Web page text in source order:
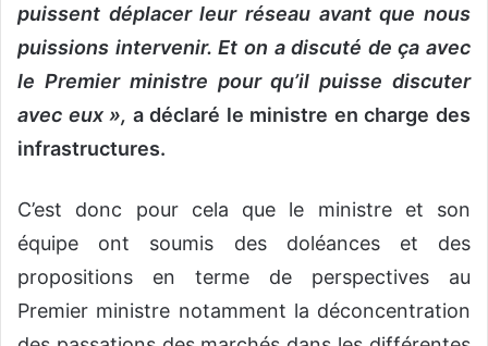
puissent déplacer leur réseau avant que nous
puissions intervenir. Et on a discuté de ça avec
le Premier ministre pour qu’il puisse discuter
avec eux », a déclaré le ministre en charge des
infrastructures.
C’est donc pour cela que le ministre et son
équipe ont soumis des doléances et des
propositions en terme de perspectives au
Premier ministre notamment la déconcentration